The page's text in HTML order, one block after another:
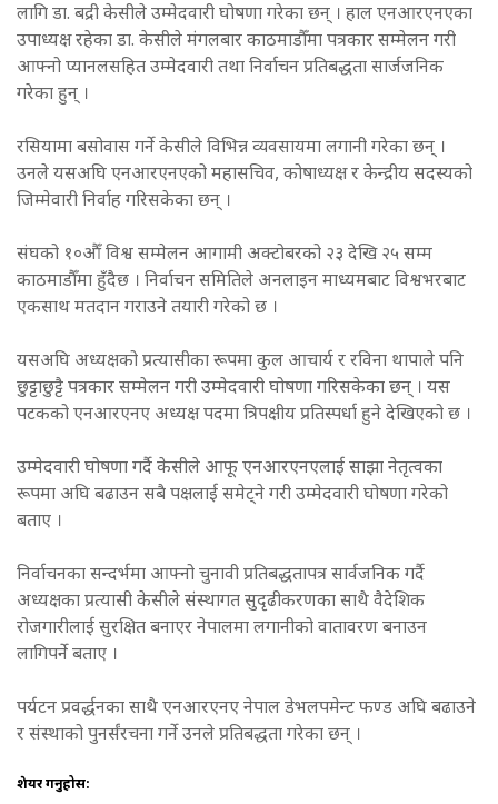
लागि डा. बद्री केसीले उम्मेदवारी घोषणा गरेका छन् । हाल एनआरएनएका
उपाध्यक्ष रहेका डा. केसीले मंगलबार काठमाडौँमा पत्रकार सम्मेलन गरी
आफ्नो प्यानलसहित उम्मेदवारी तथा निर्वाचन प्रतिबद्धता सार्जजनिक
गरेका हुन् ।
रसियामा बसोवास गर्ने केसीले विभिन्न व्यवसायमा लगानी गरेका छन् ।
उनले यसअघि एनआरएनएको महासचिव, कोषाध्यक्ष र केन्द्रीय सदस्यको
जिम्मेवारी निर्वाह गरिसकेका छन् ।
संघको १०औँ विश्व सम्मेलन आगामी अक्टोबरको २३ देखि २५ सम्म
काठमाडौँमा हुँदैछ । निर्वाचन समितिले अनलाइन माध्यमबाट विश्वभरबाट
एकसाथ मतदान गराउने तयारी गरेको छ ।
यसअघि अध्यक्षको प्रत्यासीका रूपमा कुल आचार्य र रविना थापाले पनि
छुट्टाछुट्टै पत्रकार सम्मेलन गरी उम्मेदवारी घोषणा गरिसकेका छन् । यस
पटकको एनआरएनए अध्यक्ष पदमा त्रिपक्षीय प्रतिस्पर्धा हुने देखिएको छ ।
उम्मेदवारी घोषणा गर्दै केसीले आफू एनआरएनएलाई साझा नेतृत्वका
रूपमा अघि बढाउन सबै पक्षलाई समेट्ने गरी उम्मेदवारी घोषणा गरेको
बताए ।
निर्वाचनका सन्दर्भमा आफ्नो चुनावी प्रतिबद्धतापत्र सार्वजनिक गर्दै
अध्यक्षका प्रत्यासी केसीले संस्थागत सुदृढीकरणका साथै वैदेशिक
रोजगारीलाई सुरक्षित बनाएर नेपालमा लगानीको वातावरण बनाउन
लागिपर्ने बताए ।
पर्यटन प्रवर्द्धनका साथै एनआरएनए नेपाल डेभलपमेन्ट फण्ड अघि बढाउने
र संस्थाको पुनर्संरचना गर्ने उनले प्रतिबद्धता गरेका छन् ।
शेयर गर्नुहोस: